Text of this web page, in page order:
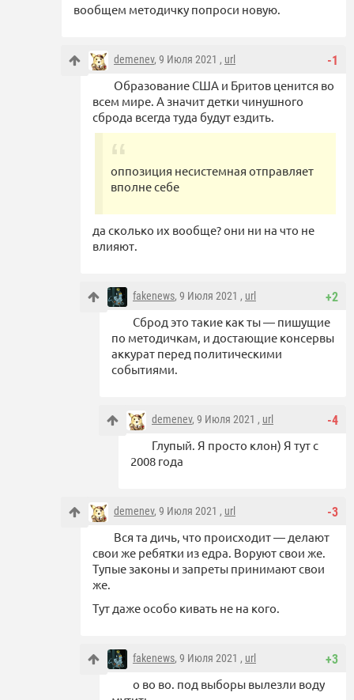
вообщем методичку попроси новую.
-1
demenev, 9 Июля 2021 , url
Образование США и Бритов ценится во
всем мире. А значит детки чинушного
сброда всегда туда будут ездить.
оппозиция несистемная отправляет
вполне себе
да сколько их вообще? они ни на что не
влияют.
+2
fakenews, 9 Июля 2021 , url
Сброд это такие как ты — пишущие
по методичкам, и достающие консервы
аккурат перед политическими
событиями.
-4
demenev, 9 Июля 2021 , url
Глупый. Я просто клон) Я тут с
2008 года
-3
demenev, 9 Июля 2021 , url
Вся та дичь, что происходит — делают
свои же ребятки из едра. Воруют свои же.
Тупые законы и запреты принимают свои
же.
Тут даже особо кивать не на кого.
+3
fakenews, 9 Июля 2021 , url
о во во. под выборы вылезли воду